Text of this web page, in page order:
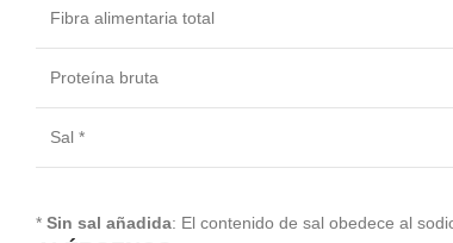
Fibra alimentaria total
Proteína bruta
Sal *
* Sin sal añadida: El contenido de sal obedece al